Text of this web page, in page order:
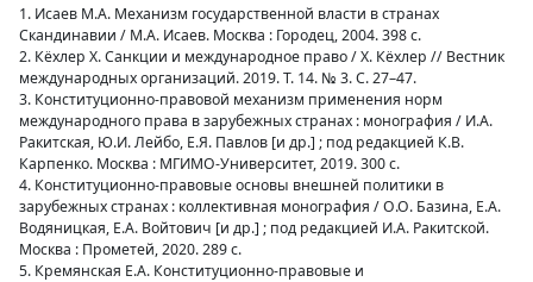
1. Исаев М.А. Механизм государственной власти в странах
Скандинавии / М.А. Исаев. Москва : Городец, 2004. 398 с.
2. Кёхлер Х. Санкции и международное право / Х. Кёхлер // Вестник
международных организаций. 2019. Т. 14. № 3. С. 27–47.
3. Конституционно-правовой механизм применения норм
международного права в зарубежных странах : монография / И.А.
Ракитская, Ю.И. Лейбо, Е.Я. Павлов [и др.] ; под редакцией К.В.
Карпенко. Москва : МГИМО-Университет, 2019. 300 с.
4. Конституционно-правовые основы внешней политики в
зарубежных странах : коллективная монография / О.О. Базина, Е.А.
Водяницкая, Е.А. Войтович [и др.] ; под редакцией И.А. Ракитской.
Москва : Прометей, 2020. 289 с.
5. Кремянская Е.А. Конституционно-правовые и